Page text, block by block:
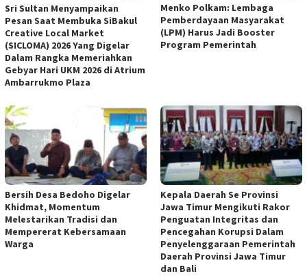
Sri Sultan Menyampaikan
Pesan Saat Membuka SiBakul
Creative Local Market
(SICLOMA) 2026 Yang Digelar
Dalam Rangka Memeriahkan
Gebyar Hari UKM 2026 di Atrium
Ambarrukmo Plaza
Menko Polkam: Lembaga
Pemberdayaan Masyarakat
(LPM) Harus Jadi Booster
Program Pemerintah
Bersih Desa Bedoho Digelar
Khidmat, Momentum
Melestarikan Tradisi dan
Mempererat Kebersamaan
Warga
Kepala Daerah Se Provinsi
Jawa Timur Mengikuti Rakor
Penguatan Integritas dan
Pencegahan Korupsi Dalam
Penyelenggaraan Pemerintah
Daerah Provinsi Jawa Timur
dan Bali